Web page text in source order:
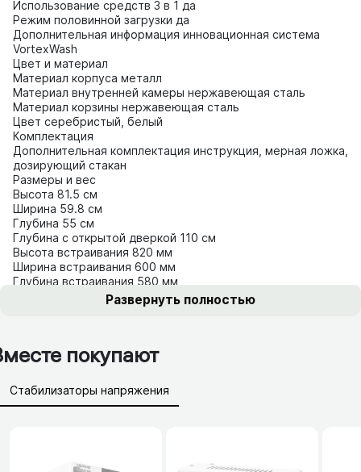
Использование средств 3 в 1 да
Режим половинной загрузки да
Дополнительная информация инновационная система
VortexWash
Цвет и материал
Материал корпуса металл
Материал внутренней камеры нержавеющая сталь
Материал корзины нержавеющая сталь
Цвет серебристый, белый
Комплектация
Дополнительная комплектация инструкция, мерная ложка,
дозирующий стакан
Размеры и вес
Высота 81.5 см
Ширина 59.8 см
Глубина 55 см
Глубина с открытой дверкой 110 см
Высота встраивания 820 мм
Ширина встраивания 600 мм
Глубина встраивания 580 мм
Развернуть полностью
покупают
Стабилизаторы напряжения